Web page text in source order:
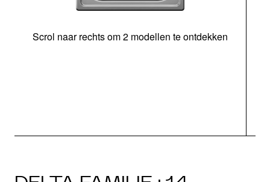
Scrol naar rechts om 2 modellen te ontdekken